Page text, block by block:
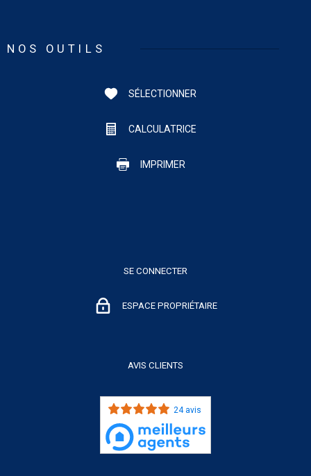
NOS OUTILS
SÉLECTIONNER
CALCULATRICE
IMPRIMER
SE CONNECTER
ESPACE PROPRIÉTAIRE
AVIS CLIENTS
24 avis